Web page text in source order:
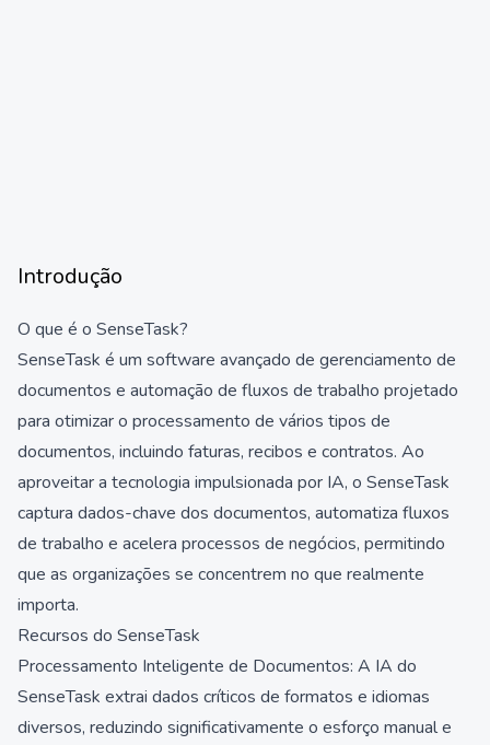
Introdução
O que é o SenseTask?
SenseTask é um software avançado de gerenciamento de
documentos e automação de fluxos de trabalho projetado
para otimizar o processamento de vários tipos de
documentos, incluindo faturas, recibos e contratos. Ao
aproveitar a tecnologia impulsionada por IA, o SenseTask
captura dados-chave dos documentos, automatiza fluxos
de trabalho e acelera processos de negócios, permitindo
que as organizações se concentrem no que realmente
importa.
Recursos do SenseTask
Processamento Inteligente de Documentos: A IA do
SenseTask extrai dados críticos de formatos e idiomas
diversos, reduzindo significativamente o esforço manual e